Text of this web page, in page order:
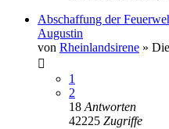
Abschaffung der
Augustin
von Rheinlandsirene »
1
2
18 Antworten
42225 Zugriffe